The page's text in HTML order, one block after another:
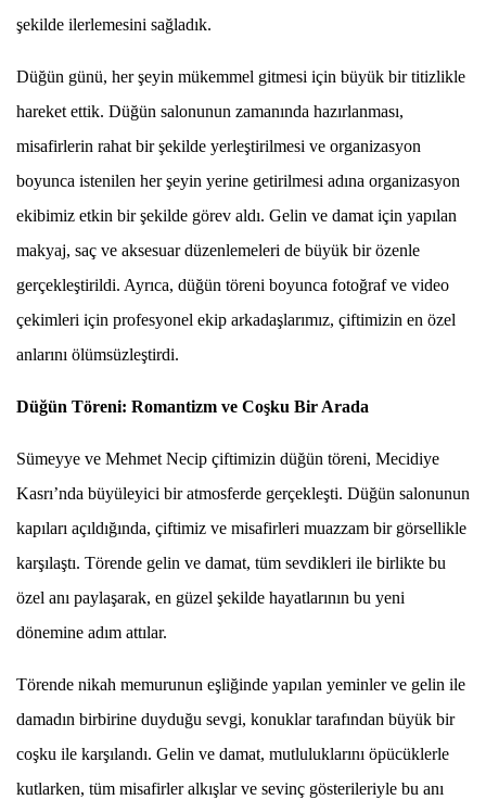
şekilde ilerlemesini sağladık.
Düğün günü, her şeyin mükemmel gitmesi için büyük bir titizlikle
hareket ettik. Düğün salonunun zamanında hazırlanması,
misafirlerin rahat bir şekilde yerleştirilmesi ve organizasyon
boyunca istenilen her şeyin yerine getirilmesi adına organizasyon
ekibimiz etkin bir şekilde görev aldı. Gelin ve damat için yapılan
makyaj, saç ve aksesuar düzenlemeleri de büyük bir özenle
gerçekleştirildi. Ayrıca, düğün töreni boyunca fotoğraf ve video
çekimleri için profesyonel ekip arkadaşlarımız, çiftimizin en özel
anlarını ölümsüzleştirdi.
Düğün Töreni: Romantizm ve Coşku Bir Arada
Sümeyye ve Mehmet Necip çiftimizin düğün töreni, Mecidiye
Kasrı’nda büyüleyici bir atmosferde gerçekleşti. Düğün salonunun
kapıları açıldığında, çiftimiz ve misafirleri muazzam bir görsellikle
karşılaştı. Törende gelin ve damat, tüm sevdikleri ile birlikte bu
özel anı paylaşarak, en güzel şekilde hayatlarının bu yeni
dönemine adım attılar.
Törende nikah memurunun eşliğinde yapılan yeminler ve gelin ile
damadın birbirine duyduğu sevgi, konuklar tarafından büyük bir
coşku ile karşılandı. Gelin ve damat, mutluluklarını öpücüklerle
kutlarken, tüm misafirler alkışlar ve sevinç gösterileriyle bu anı